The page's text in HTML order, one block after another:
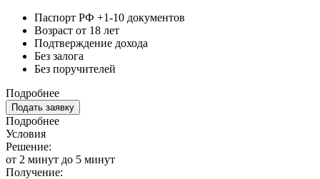
Паспорт РФ +1-10 документов
Возраст от 18 лет
Подтверждение дохода
Без залога
Без поручителей
Подробнее
Подать заявку
Подробнее
Условия
Решение:
от 2 минут до 5 минут
Получение: